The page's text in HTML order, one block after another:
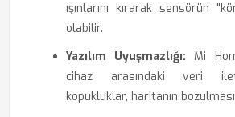
ışınlarını kırarak sensörün
olabilir.
Yazılım Uyuşmazlığı: Mi
cihaz arasındaki veri
kopukluklar, haritanın